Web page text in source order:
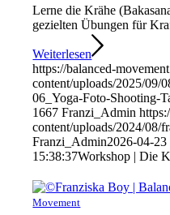
Lerne die Krähe
gezielten Übungen für
Weiterlesen
https://balanced-
content/uploads/2025/09/
06_Yoga-Foto-Shooting-
1667 Franzi_Admin
content/uploads/2024/
Franzi_Admin2026-04-
15:38:37Workshop | Die
Movement